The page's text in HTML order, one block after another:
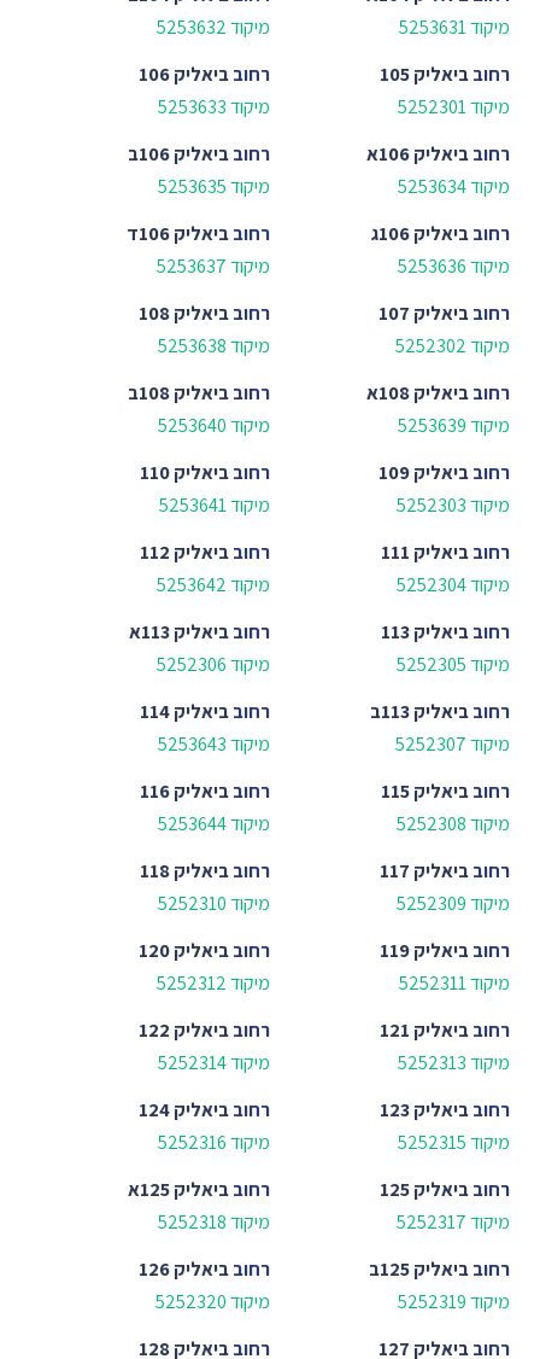
מיקוד 5253631
מיקוד 5253632
רחובביאליק 105
מיקוד 5252301
רחובביאליק 106
מיקוד 5253633
רחובביאליק 106א
מיקוד 5253634
רחובביאליק 106ב
מיקוד 5253635
רחובביאליק 106ג
מיקוד 5253636
רחובביאליק 106ד
מיקוד 5253637
רחובביאליק 107
מיקוד 5252302
רחובביאליק 108
מיקוד 5253638
רחובביאליק 108א
מיקוד 5253639
רחובביאליק 108ב
מיקוד 5253640
רחובביאליק 109
מיקוד 5252303
רחובביאליק 110
מיקוד 5253641
רחובביאליק 111
מיקוד 5252304
רחובביאליק 112
מיקוד 5253642
רחובביאליק 113
מיקוד 5252305
רחובביאליק 113א
מיקוד 5252306
רחובביאליק 113ב
מיקוד 5252307
רחובביאליק 114
מיקוד 5253643
רחובביאליק 115
מיקוד 5252308
רחובביאליק 116
מיקוד 5253644
רחובביאליק 117
מיקוד 5252309
רחובביאליק 118
מיקוד 5252310
רחובביאליק 119
מיקוד 5252311
רחובביאליק 120
מיקוד 5252312
רחובביאליק 121
מיקוד 5252313
רחובביאליק 122
מיקוד 5252314
רחובביאליק 123
מיקוד 5252315
רחובביאליק 124
מיקוד 5252316
רחובביאליק 125
מיקוד 5252317
רחובביאליק 125א
מיקוד 5252318
רחובביאליק 125ב
מיקוד 5252319
רחובביאליק 126
מיקוד 5252320
רחובביאליק 127 רחובביאליק 128